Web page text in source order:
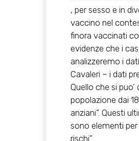
, per sesso e in
vaccino nel
finora vaccinati
evidenze che i
analizzeremo i
Cavaleri – i dati
Quello che si puo’
popolazione dai
anziani”. Questi
sono elementi per
rischi”.